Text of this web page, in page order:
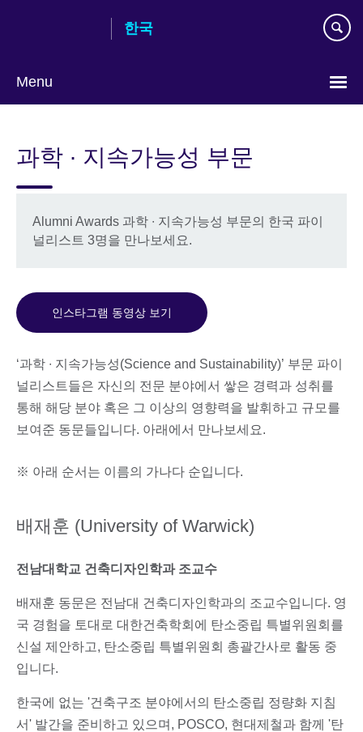
content
한국
Menu
과학 ∙ 지속가능성 부문
Alumni Awards 과학 ∙ 지속가능성 부문의 한국 파이
널리스트 3명을 만나보세요.
인스타그램 동영상 보기
‘과학 ∙ 지속가능성(Science and Sustainability)’ 부문 파이
널리스트들은 자신의 전문 분야에서 쌓은 경력과 성취를
통해 해당 분야 혹은 그 이상의 영향력을 발휘하고 규모를
보여준 동문들입니다. 아래에서 만나보세요.
※ 아래 순서는 이름의 가나다 순입니다.
배재훈 (University of Warwick)
전남대학교 건축디자인학과 조교수
배재훈 동문은 전남대 건축디자인학과의 조교수입니다. 영
국 경험을 토대로 대한건축학회에 탄소중립 특별위원회를
신설 제안하고, 탄소중립 특별위원회 총괄간사로 활동 중
입니다.
한국에 없는 '건축구조 분야에서의 탄소중립 정량화 지침
서' 발간을 준비하고 있으며, POSCO, 현대제철과 함께 '탄